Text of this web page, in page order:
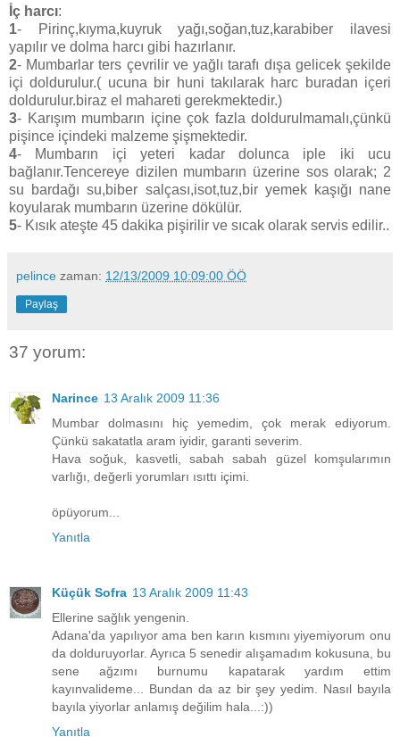
İç harcı:
1- Pirinç,kıyma,kuyruk yağı,soğan,tuz,karabiber ilavesi
yapılır ve dolma harcı gibi hazırlanır.
2- Mumbarlar ters çevrilir ve yağlı tarafı dışa gelicek şekilde
içi doldurulur.( ucuna bir huni takılarak harc buradan içeri
doldurulur.biraz el mahareti gerekmektedir.)
3- Karışım mumbarın içine çok fazla doldurulmamalı,çünkü
pişince içindeki malzeme şişmektedir.
4- Mumbarın içi yeteri kadar dolunca iple iki ucu
bağlanır.Tencereye dizilen mumbarın üzerine sos olarak; 2
su bardağı su,biber salçası,isot,tuz,bir yemek kaşığı nane
koyularak mumbarın üzerine dökülür.
5- Kısık ateşte 45 dakika pişirilir ve sıcak olarak servis edilir..
pelince zaman: 12/13/2009 10:09:00 ÖÖ
Paylaş
37 yorum:
Narince 13 Aralık 2009 11:36
Mumbar dolmasını hiç yemedim, çok merak ediyorum.
Çünkü sakatatla aram iyidir, garanti severim.
Hava soğuk, kasvetli, sabah sabah güzel komşularımın
varlığı, değerli yorumları ısıttı içimi.
öpüyorum...
Yanıtla
Küçük Sofra 13 Aralık 2009 11:43
Ellerine sağlık yengenin.
Adana'da yapılıyor ama ben karın kısmını yiyemiyorum onu
da dolduruyorlar. Ayrıca 5 senedir alışamadım kokusuna, bu
sene ağzımı burnumu kapatarak yardım ettim
kayınvalideme... Bundan da az bir şey yedim. Nasıl bayıla
bayıla yiyorlar anlamış değilim hala...:))
Yanıtla